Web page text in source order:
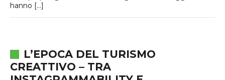
hanno […]
L’EPOCA DEL TURISMO
CREATTIVO – TRA